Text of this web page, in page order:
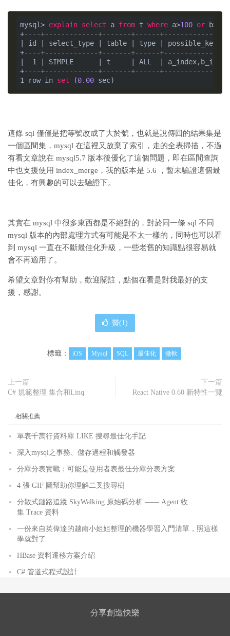
mysql> explain select a from t where a>100 or b>
+----+-------------+-------+------
| id | select_type | table | type | possible_keys
+----+-------------+-------+------
|  1 | SIMPLE      | t     | ALL  |
+----+-------------+-------+------
1 row in set (0.00
這條 sql 僅僅是把等號改成了大於號，也就是說傳回的結果集是
一個區間集，mysql 在這裡又放棄了索引，走的全表掃描，不過
有看文章說在 mysql5.7 版本後優化了這個問題，即在區間查詢
中也支援使用 index_merge，我的版本是 5.6 ，暫未驗證這個最
佳化，有興趣的可以去驗證下。
其實在 mysql 中很多東西都是不絕對的，對於同一條 sql 不同
mysql 版本的內部處理方式有可能是不太一樣的，同時也可以看
到 mysql 一直在不斷最佳化升級，一些老舊的知識點很容易就
會不再適用了。
希望文章對你有幫助，歡迎關註，點個在看是對我最好的支
援，感謝。
贊(1)
標籤： iOS Mysql SQL 最佳化 微軟
上一篇
C# 規範整理 集合和Linq
下一篇
React Native 0.60 新特性一覽
相關推薦
單表千萬行資料庫 LIKE 搜尋最佳化手記
深入mysql之事務、儲存過程和觸發器
分庫分表實戰：可能是使用者表最佳分庫分表方案
4 張 GIF 圖幫助你理解二叉搜尋樹
分散式鏈路追蹤 SkyWalking 原始碼分析 —— Agent 收
集 Trace 資料
一份來自英偉達的越南小姐姐整理的機器學習入門清單，照這樣
學就對了
HBase 資料遷移方案介紹
C# 管道式程式設計
分享創造快樂